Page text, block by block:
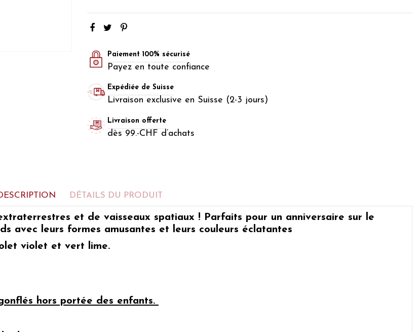
Paiement 100% sécurisé
Payez en toute confiance
Expédiée de Suisse
Livraison exclusive en Suisse (2-3 jours)
Livraison offerte
dès 99.-CHF d’achats
DÉTAILS DU PRODUIT
et de vaisseaux spatiaux ! Parfaits pour un anniversaire sur le
avec leurs formes amusantes et leurs couleurs éclatantes
violet et vert lime.
hors portée des enfants.